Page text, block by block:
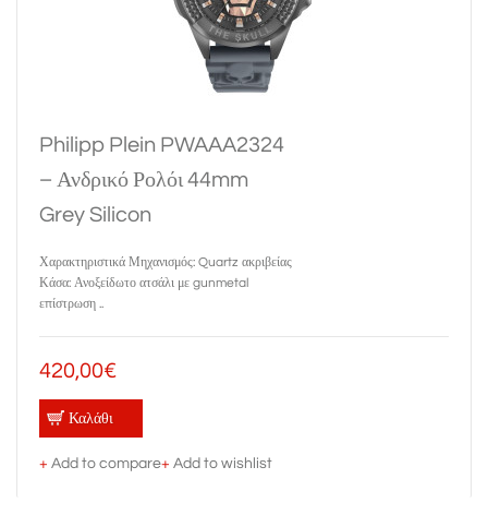
Philipp Plein PWAAA2324
– Ανδρικό Ρολόι 44mm
Grey Silicon
Χαρακτηριστικά Μηχανισμός: Quartz ακριβείας
Κάσα: Ανοξείδωτο ατσάλι με gunmetal
επίστρωση ..
420,00€
Καλάθι
+ Add to compare+ Add to wishlist